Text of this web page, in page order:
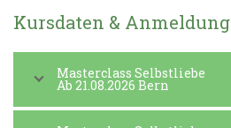
Kursdaten & Anmeldung
Masterclass Selbstliebe
Ab 21.08.2026 Bern